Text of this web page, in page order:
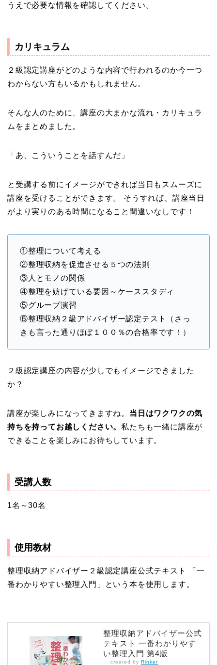
うえで必要な情報を確認してください。
カリキュラム
２級認定講座がどのような内容で行われるのか今一つ
わからない方もいるかもしれません。
そんな人のために、講座の大まかな流れ・カリキュラ
ムをまとめました。
「あ、こういうことを話すんだ」
と受講する前にイメージができれば当日もスムーズに
講座を受けることができます。 そうすれば、講座当日
がより実りのある時間になること間違いなしです！
①整理について考える
②整理収納を促進させる５つの法則
③人とモノの関係
④整理を妨げている要因～ケーススタディ
⑤グループ演習
⑥整理収納２級アドバイザー認定テスト（さっ
きも言った通りほぼ１００％の合格率です！）
２級認定講座の内容が少しでもイメージできました
か？
講座が楽しみになってきますね。 当日はワクワクの気
持ちを持ってお越しください。私たちも一緒に講座が
できることを楽しみにお待ちしています。
受講人数
1名～30名
使用教材
整理収納アドバイザー２級認定講座公式テキスト 「一
番わかりやすい整理入門」という本を使用します。
整理収納アドバイザー公式
テキスト 一番わかりやす
い整理入門 第4版
created by Rinker